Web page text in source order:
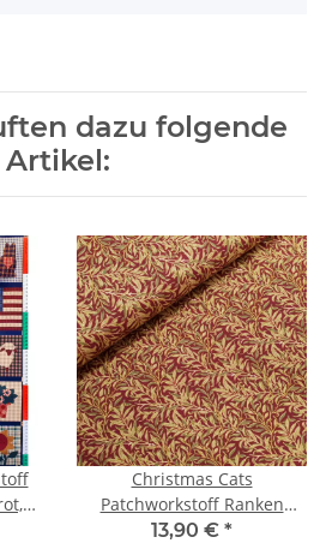
dazu folgende
Artikel:
Christmas Cats
Patchworkstoff Ranken
burgundy, grün, gold
13,90 € *